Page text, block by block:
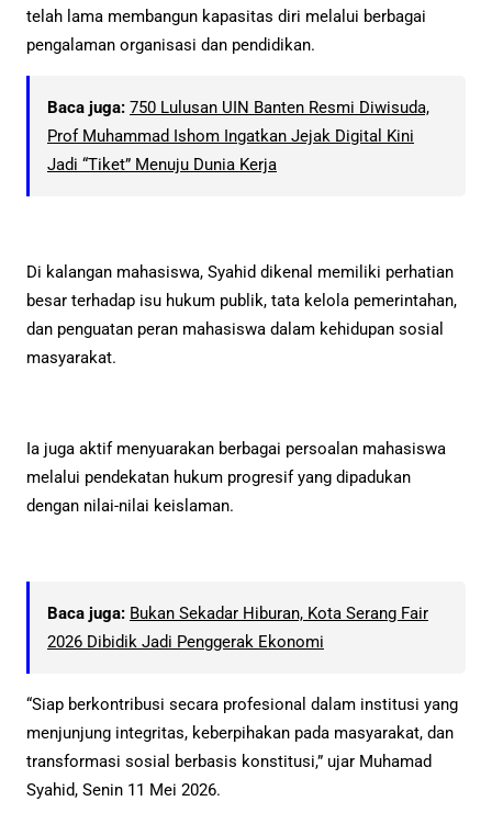
telah lama membangun kapasitas diri melalui berbagai
pengalaman organisasi dan pendidikan.
Baca juga: 750 Lulusan UIN Banten Resmi Diwisuda,
Prof Muhammad Ishom Ingatkan Jejak Digital Kini
Jadi “Tiket” Menuju Dunia Kerja
Di kalangan mahasiswa, Syahid dikenal memiliki perhatian
besar terhadap isu hukum publik, tata kelola pemerintahan,
dan penguatan peran mahasiswa dalam kehidupan sosial
masyarakat.
Ia juga aktif menyuarakan berbagai persoalan mahasiswa
melalui pendekatan hukum progresif yang dipadukan
dengan nilai-nilai keislaman.
Baca juga: Bukan Sekadar Hiburan, Kota Serang Fair
2026 Dibidik Jadi Penggerak Ekonomi
“Siap berkontribusi secara profesional dalam institusi yang
menjunjung integritas, keberpihakan pada masyarakat, dan
transformasi sosial berbasis konstitusi,” ujar Muhamad
Syahid, Senin 11 Mei 2026.